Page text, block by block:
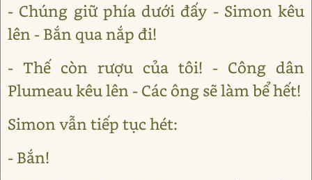
- Chúng giữ phía dưới đấy - Simon kêu
lên - Bắn qua nắp đi!
- Thế còn rượu của tôi! - Công dân
Plumeau kêu lên - Các ông sẽ làm bể hết!
Simon vẫn tiếp tục hét:
- Bắn!